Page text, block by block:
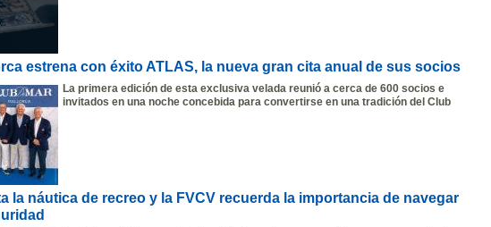
estrena con éxito ATLAS, la nueva gran cita anual de sus socios
La primera edición de esta exclusiva velada reunió a cerca de 600 socios e
invitados en una noche concebida para convertirse en una tradición del Club
la náutica de recreo y la FVCV recuerda la importancia de navegar